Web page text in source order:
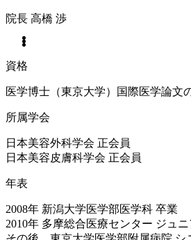
院長 高橋 渉
資格
医学博士（東京大学）国際医学論文
所属学会
日本美容外科学会 正会員
日本美容皮膚科学会 正会員
年表
2008年 新潟大学医学部医学科 卒業
2010年 多摩総合医療センター ジュ